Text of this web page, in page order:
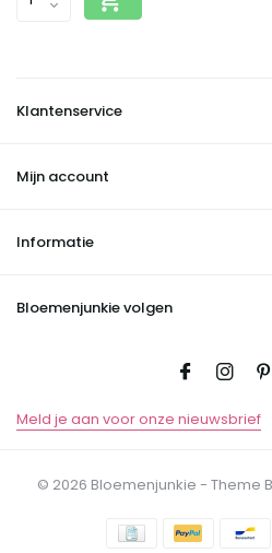
Klantenservice
Mijn account
Informatie
Bloemenjunkie volgen
Meld je aan voor onze nieuwsbrief
© 2026 Bloemenjunkie - Theme